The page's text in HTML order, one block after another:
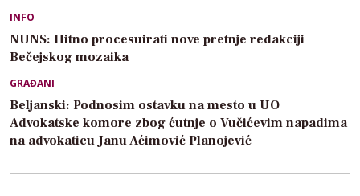
INFO
NUNS: Hitno procesuirati nove pretnje redakciji
Bečejskog mozaika
GRAĐANI
Beljanski: Podnosim ostavku na mesto u UO
Advokatske komore zbog ćutnje o Vučićevim napadima
na advokaticu Janu Aćimović Planojević